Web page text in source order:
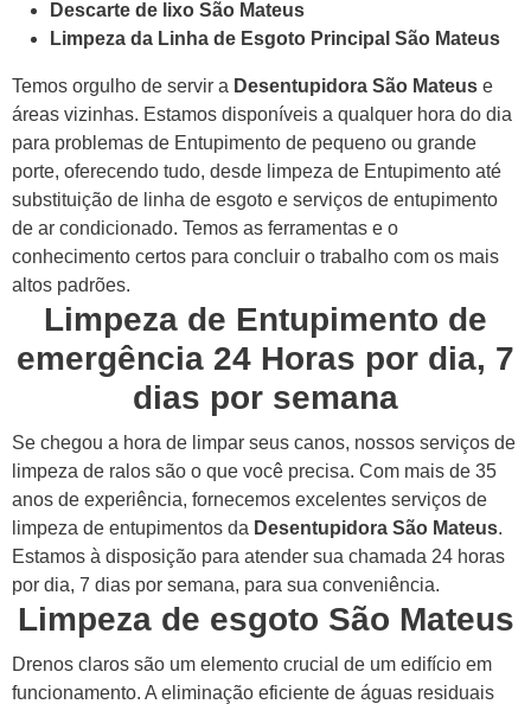
Descarte de lixo São Mateus
Limpeza da Linha de Esgoto Principal São Mateus
Temos orgulho de servir a Desentupidora São Mateus e
áreas vizinhas. Estamos disponíveis a qualquer hora do dia
para problemas de Entupimento de pequeno ou grande
porte, oferecendo tudo, desde limpeza de Entupimento até
substituição de linha de esgoto e serviços de entupimento
de ar condicionado. Temos as ferramentas e o
conhecimento certos para concluir o trabalho com os mais
altos padrões.
Limpeza de Entupimento de
emergência 24 Horas por dia, 7
dias por semana
Se chegou a hora de limpar seus canos, nossos serviços de
limpeza de ralos são o que você precisa. Com mais de 35
anos de experiência, fornecemos excelentes serviços de
limpeza de entupimentos da Desentupidora São Mateus.
Estamos à disposição para atender sua chamada 24 horas
por dia, 7 dias por semana, para sua conveniência.
Limpeza de esgoto São Mateus
Drenos claros são um elemento crucial de um edifício em
funcionamento. A eliminação eficiente de águas residuais